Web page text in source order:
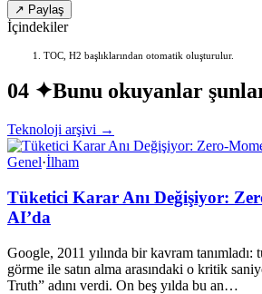
↗ Paylaş
İçindekiler
TOC, H2 başlıklarından otomatik oluşturulur.
04 ✦Bunu okuyanlar
Teknoloji arşivi →
Genel·İlham
Tüketici Karar Anı Değişiyor:
AI’da
Google, 2011 yılında bir kavram tanımladı:
görme ile satın alma arasındaki o kritik
Truth” adını verdi. On beş yılda bu an…